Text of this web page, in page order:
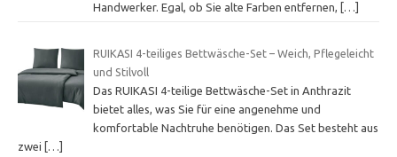
Handwerker. Egal, ob Sie alte Farben entfernen,
[…]
RUIKASI 4-teiliges Bettwäsche-Set – Weich, Pflegeleicht
und Stilvoll
Das RUIKASI 4-teilige Bettwäsche-Set in Anthrazit
bietet alles, was Sie für eine angenehme und
komfortable Nachtruhe benötigen. Das Set besteht aus
zwei
[…]